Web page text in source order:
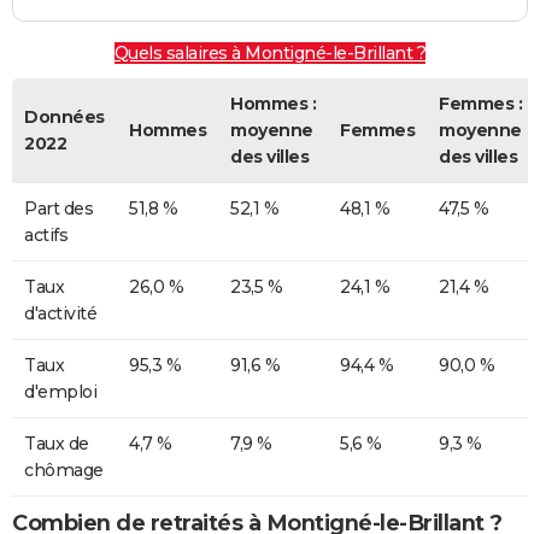
Quels salaires à Montigné-le-Brillant ?
Données
2022
Hommes
Hommes :
moyenne
des villes
Femmes
Femmes :
moyenne
des villes
Part des
actifs
51,8 % 52,1 % 48,1 % 47,5 %
Taux
d'activité
26,0 % 23,5 % 24,1 % 21,4 %
Taux
d'emploi
95,3 % 91,6 % 94,4 % 90,0 %
Taux de
chômage
4,7 % 7,9 % 5,6 % 9,3 %
Combien de retraités à Montigné-le-Brillant ?